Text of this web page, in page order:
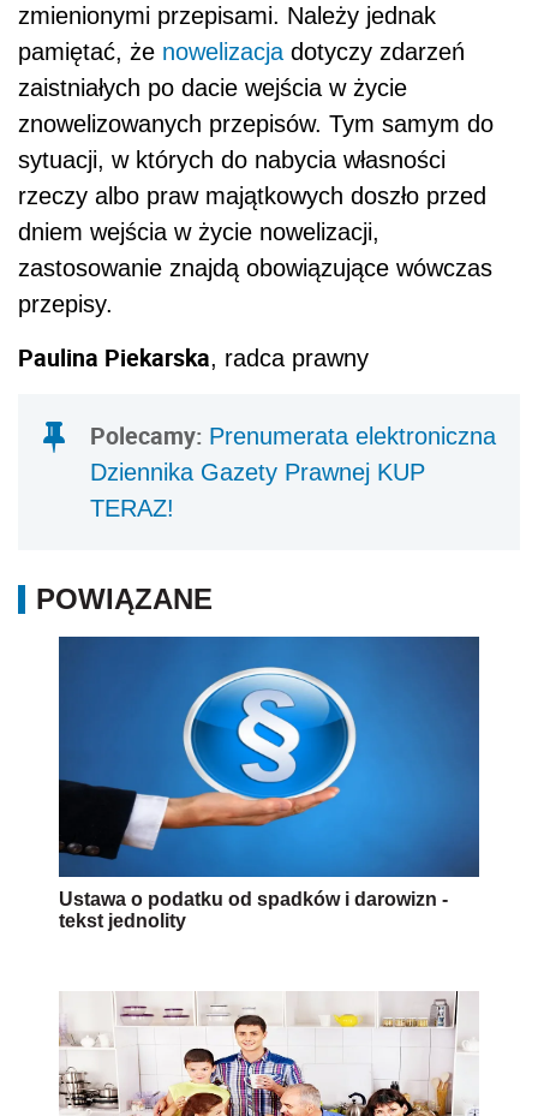
zmienionymi przepisami. Należy jednak
pamiętać, że nowelizacja dotyczy zdarzeń
zaistniałych po dacie wejścia w życie
znowelizowanych przepisów. Tym samym do
sytuacji, w których do nabycia własności
rzeczy albo praw majątkowych doszło przed
dniem wejścia w życie nowelizacji,
zastosowanie znajdą obowiązujące wówczas
przepisy.
Paulina Piekarska, radca prawny
Polecamy: Prenumerata elektroniczna
Dziennika Gazety Prawnej KUP
TERAZ!
POWIĄZANE
Ustawa o podatku od spadków i darowizn -
tekst jednolity